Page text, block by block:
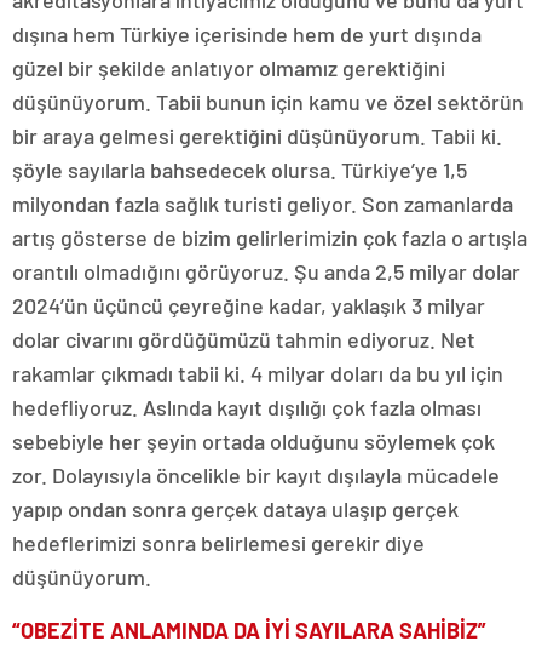
dışına hem Türkiye içerisinde hem de yurt dışında
güzel bir şekilde anlatıyor olmamız gerektiğini
düşünüyorum. Tabii bunun için kamu ve özel sektörün
bir araya gelmesi gerektiğini düşünüyorum. Tabii ki.
şöyle sayılarla bahsedecek olursa. Türkiye’ye 1,5
milyondan fazla sağlık turisti geliyor. Son zamanlarda
artış gösterse de bizim gelirlerimizin çok fazla o artışla
orantılı olmadığını görüyoruz. Şu anda 2,5 milyar dolar
2024’ün üçüncü çeyreğine kadar, yaklaşık 3 milyar
dolar civarını gördüğümüzü tahmin ediyoruz. Net
rakamlar çıkmadı tabii ki. 4 milyar doları da bu yıl için
hedefliyoruz. Aslında kayıt dışılığı çok fazla olması
sebebiyle her şeyin ortada olduğunu söylemek çok
zor. Dolayısıyla öncelikle bir kayıt dışılayla mücadele
yapıp ondan sonra gerçek dataya ulaşıp gerçek
hedeflerimizi sonra belirlemesi gerekir diye
düşünüyorum.
“OBEZİTE ANLAMINDA DA İYİ SAYILARA SAHİBİZ”